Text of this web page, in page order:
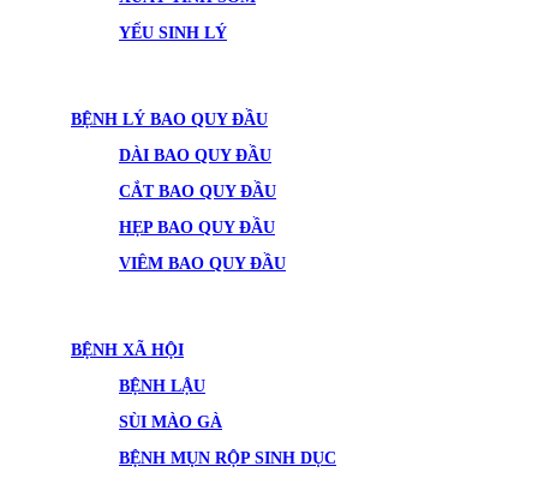
YẾU SINH LÝ
BỆNH LÝ BAO QUY ĐẦU
DÀI BAO QUY ĐẦU
CẮT BAO QUY ĐẦU
HẸP BAO QUY ĐẦU
VIÊM BAO QUY ĐẦU
BỆNH XÃ HỘI
BỆNH LẬU
SÙI MÀO GÀ
BỆNH MỤN RỘP SINH DỤC